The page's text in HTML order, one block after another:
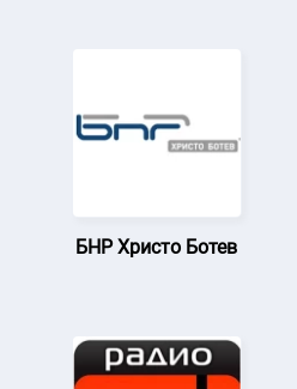
БНР Христо Ботев